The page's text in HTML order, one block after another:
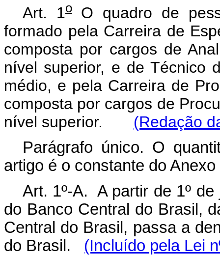
Art. 1oO quadro de
formado pela Carreira de
composta por cargos de
nível superior, e de Técnico
médio, e pela Carreira de
composta por cargos de
nível superior. (Redação
Parágrafo único. O
artigo é o constante do
Art. 1º-A. A partir de 1º
do Banco Central do Brasil,
Central do Brasil, passa a
do Brasil. (Incluído pela Lei